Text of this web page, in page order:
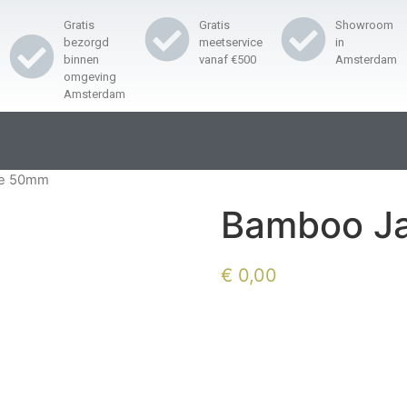
Gratis
bezorgd
binnen
omgeving
Amsterdam
Gratis
meetservice
vanaf €500
Showroom
in
Amsterdam
50mm
Bamboo
€ 0,00